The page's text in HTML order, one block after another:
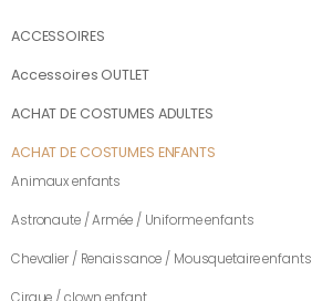
ACCESSOIRES
Accessoires OUTLET
ACHAT DE COSTUMES ADULTES
ACHAT DE COSTUMES ENFANTS
Animaux enfants
Astronaute / Armée / Uniforme enfants
Chevalier / Renaissance / Mousquetaire enfants
Cirque / clown enfant